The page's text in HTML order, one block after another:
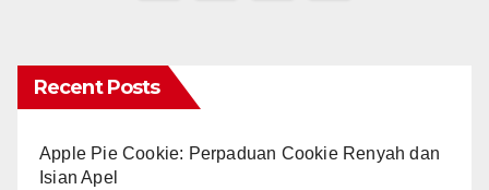
Recent Posts
Apple Pie Cookie: Perpaduan Cookie Renyah dan
Isian Apel